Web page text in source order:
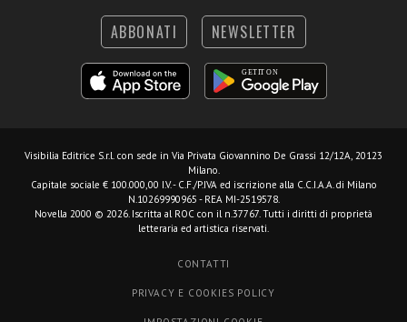
ABBONATI NEWSLETTER
Visibilia Editrice S.r.l. con sede in Via Privata Giovannino De Grassi 12/12A, 20123
Milano.
Capitale sociale € 100.000,00 I.V. - C.F./P.IVA ed iscrizione alla C.C.I.A.A. di Milano
N.10269990965 - REA MI-2519578.
Novella 2000 © 2026. Iscritta al ROC con il n.37767. Tutti i diritti di proprietà
letteraria ed artistica riservati.
CONTATTI
PRIVACY E COOKIES POLICY